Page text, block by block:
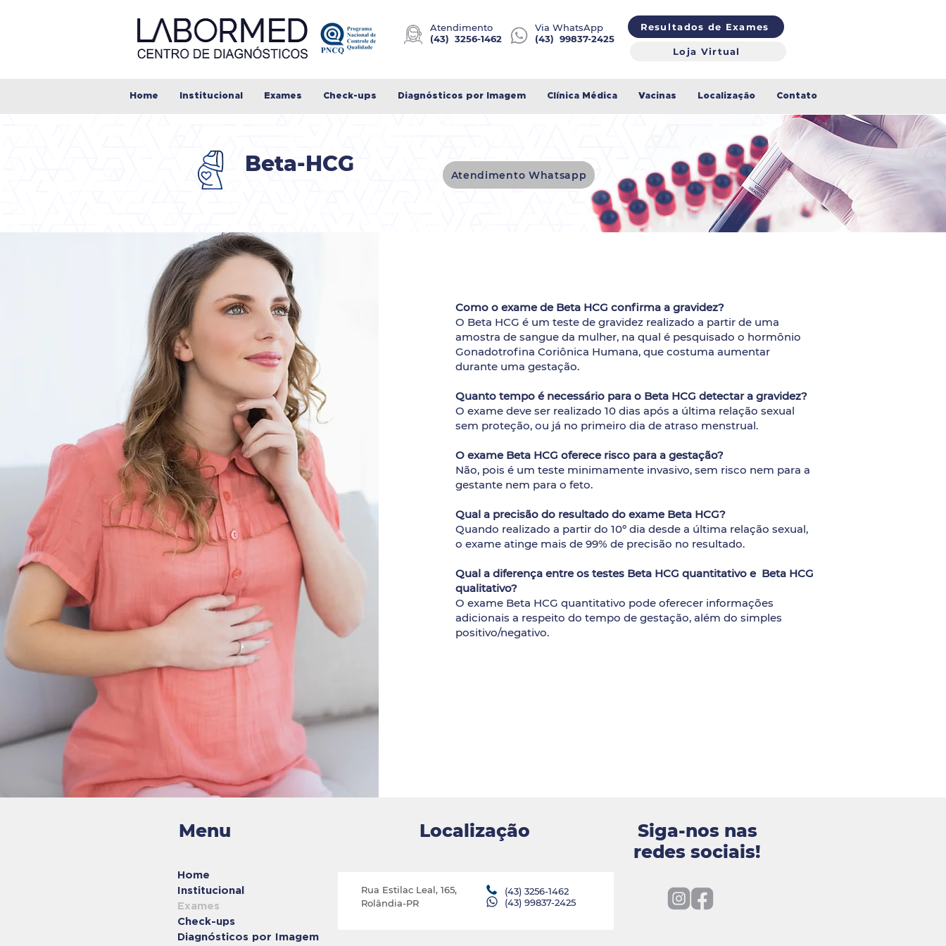
Atendimento
(43) 3256-1462
Via WhatsApp
(43) 99837-2425
Resultados de Exames
Loja Virtual
Home Institucional Exames Check-ups Diagnósticos por Imagem Clínica Médica Vacinas Localização Contato
Beta-HCG Atendimento Whatsapp
Como o exame de Beta HCG confirma a gravidez?
O Beta HCG é um teste de gravidez realizado a partir de uma
amostra de sangue da mulher, na qual é pesquisado o hormônio
Gonadotrofina Coriônica Humana, que costuma aumentar
durante uma gestação.
Quanto tempo é necessário para o Beta HCG detectar a gravidez?
O exame deve ser realizado 10 dias após a última relação sexual
sem proteção, ou já no primeiro dia de atraso menstrual.
O exame Beta HCG oferece risco para a gestação?
Não, pois é um teste minimamente invasivo, sem risco nem para a
gestante nem para o feto.
Qual a precisão do resultado do exame Beta HCG?
Quando realizado a partir do 10º dia desde a última relação sexual,
o exame atinge mais de 99% de precisão no resultado.
Qual a diferença entre os testes Beta HCG quantitativo e Beta HCG
qualitativo?
O exame Beta HCG quantitativo pode oferecer informações
adicionais a respeito do tempo de gestação, além do simples
positivo/negativo.
Menu
Home
Institucional
Exames
Check-ups
Diagnósticos por Imagem
Localização
Rua Estilac Leal, 165,
Rolândia-PR
(43) 3256-1462
(43) 99837-2425
Siga-nos nas
redes sociais!